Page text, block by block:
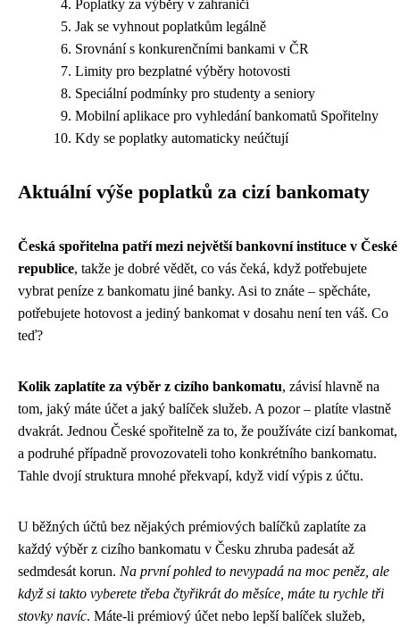
Poplatky za výběry v zahraničí
Jak se vyhnout poplatkům legálně
Srovnání s konkurenčními bankami v ČR
Limity pro bezplatné výběry hotovosti
Speciální podmínky pro studenty a seniory
Mobilní aplikace pro vyhledání bankomatů Spořitelny
Kdy se poplatky automaticky neúčtují
Aktuální výše poplatků za cizí bankomaty
Česká spořitelna patří mezi největší bankovní instituce v České
republice, takže je dobré vědět, co vás čeká, když potřebujete
vybrat peníze z bankomatu jiné banky. Asi to znáte – spěcháte,
potřebujete hotovost a jediný bankomat v dosahu není ten váš. Co
teď?
Kolik zaplatíte za výběr z cizího bankomatu, závisí hlavně na
tom, jaký máte účet a jaký balíček služeb. A pozor – platíte vlastně
dvakrát. Jednou České spořitelně za to, že používáte cizí bankomat,
a podruhé případně provozovateli toho konkrétního bankomatu.
Tahle dvojí struktura mnohé překvapí, když vidí výpis z účtu.
U běžných účtů bez nějakých prémiových balíčků zaplatíte za
každý výběr z cizího bankomatu v Česku zhruba padesát až
sedmdesát korun. Na první pohled to nevypadá na moc peněz, ale
když si takto vyberete třeba čtyřikrát do měsíce, máte tu rychle tři
stovky navíc. Máte-li prémiový účet nebo lepší balíček služeb,